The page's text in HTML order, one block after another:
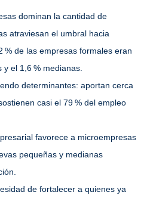
dominan la cantidad de
atraviesan el umbral hacia
% de las empresas formales eran
el 1,6 % medianas.
determinantes: aportan cerca
casi el 79 % del empleo
favorece a microempresas
pequeñas y medianas
de fortalecer a quienes ya